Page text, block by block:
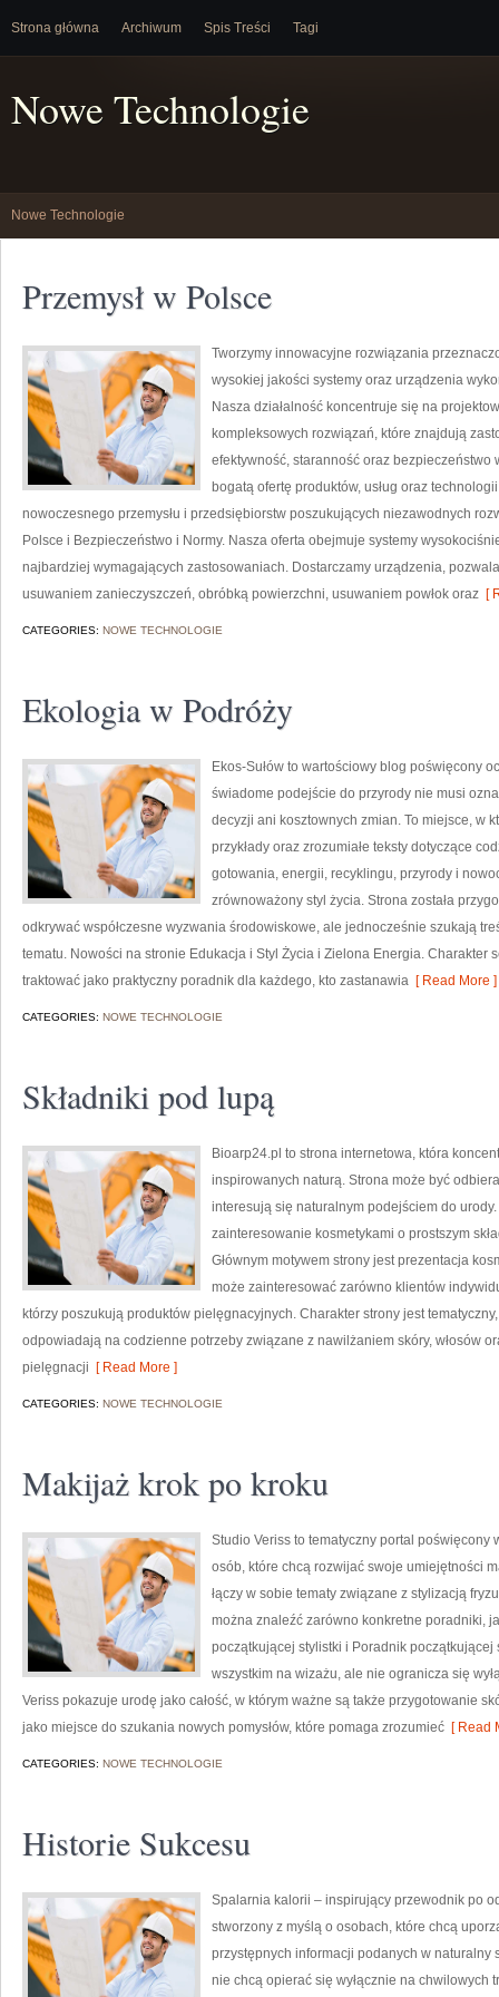
Strona główna Archiwum Spis Treści Tagi
Nowe Technologie
Nowe Technologie
Przemysł w Polsce
Tworzymy innowacyjne rozwiązania
wysokiej jakości systemy oraz urządzenia
Nasza działalność koncentruje się na
kompleksowych rozwiązań, które znajdują
efektywność, staranność oraz
bogatą ofertę produktów, usług oraz
nowoczesnego przemysłu i przedsiębiorstw poszukujących niezawodnych
Polsce i Bezpieczeństwo i Normy. Nasza oferta obejmuje systemy
najbardziej wymagających zastosowaniach. Dostarczamy urządzenia,
usuwaniem zanieczyszczeń, obróbką powierzchni, usuwaniem powłok oraz [
CATEGORIES: NOWE TECHNOLOGIE
Ekologia w Podróży
Ekos-Sułów to wartościowy blog poświęcony
świadome podejście do przyrody nie musi
decyzji ani kosztownych zmian. To miejsce, w
przykłady oraz zrozumiałe teksty dotyczące
gotowania, energii, recyklingu, przyrody i
zrównoważony styl życia. Strona została
odkrywać współczesne wyzwania środowiskowe, ale jednocześnie szukają
tematu. Nowości na stronie Edukacja i Styl Życia i Zielona Energia. Charakter
traktować jako praktyczny poradnik dla każdego, kto zastanawia [ Read More ]
CATEGORIES: NOWE TECHNOLOGIE
Składniki pod lupą
Bioarp24.pl to strona internetowa, która
inspirowanych naturą. Strona może być
interesują się naturalnym podejściem do
zainteresowanie kosmetykami o prostszym
Głównym motywem strony jest prezentacja
może zainteresować zarówno klientów
którzy poszukują produktów pielęgnacyjnych. Charakter strony jest
odpowiadają na codzienne potrzeby związane z nawilżaniem skóry, włosów
pielęgnacji [ Read More ]
CATEGORIES: NOWE TECHNOLOGIE
Makijaż krok po kroku
Studio Veriss to tematyczny portal
osób, które chcą rozwijać swoje umiejętności
łączy w sobie tematy związane z stylizacją
można znaleźć zarówno konkretne poradniki,
początkującej stylistki i Poradnik
wszystkim na wizażu, ale nie ogranicza się
Veriss pokazuje urodę jako całość, w którym ważne są także przygotowanie
jako miejsce do szukania nowych pomysłów, które pomaga zrozumieć [ Read
CATEGORIES: NOWE TECHNOLOGIE
Historie Sukcesu
Spalarnia kalorii – inspirujący przewodnik po
stworzony z myślą o osobach, które chcą
przystępnych informacji podanych w naturalny
nie chcą opierać się wyłącznie na chwilowych